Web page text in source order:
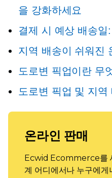
을 강화하세요
결제 시 예상 배송일
지역 배송이 쉬워진
도로변 픽업이란 무
도로변 픽업 및 지역
온라인 판매
Ecwid Ecommerce를
계 어디에서나 누구에게